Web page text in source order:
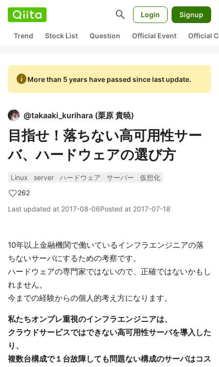
search Login Signup
Trend Stock List Question Official Event Official
infoMore than 5 years have passed since last update.
@takaaki_kurihara (栗原 貴暁)
目指せ！落ちない高可用性サー
バ、ハードウェアの選び方
Linux server ハードウェア サーバー
仮想化
262
Last updated at 2017-08-06Posted at 2017-07-18
10年以上金融機関で働いているインフラエンジニアの落
ちないサーバにするための考察です。
ハードウェアの専門家ではないので、正確ではないかもし
れません。
今までの経験からの個人的考え方になります。
私たちオンプレ重視のインフラエンジニアは、
クラウドサービスではできない高可用性サーバを導入した
り、
複数台構成で１台故障しても問題ない構成のサーバはコス